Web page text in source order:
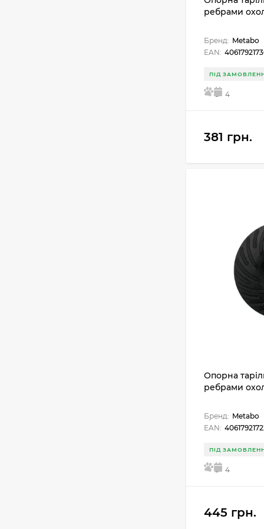
ребрами
Бренд: Metabo
EAN:
ПІД
5 4
381 грн.
Опорна
ребрами
Бренд: Metabo
EAN:
ПІД
5 4
445 грн.